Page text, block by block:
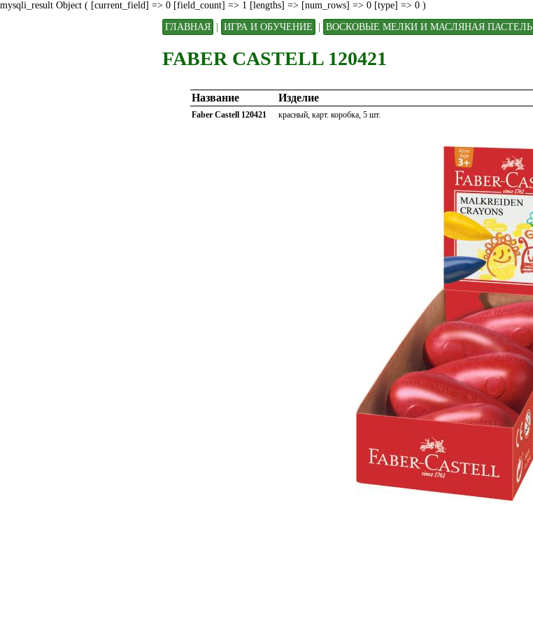
mysqli_result Object ( [current_field] => 0 [field_count] => 1 [lengths] => [num_rows] => 0 [type] => 0 )
ГЛАВНАЯ ИГРА И ОБУЧЕНИЕ ВОСКОВЫЕ МЕЛКИ И МАСЛЯНАЯ ПАСТЕЛЬ
FABER CASTELL 120421
Название Изделие
Faber Castell 120421 красный, карт. коробка, 5 шт.